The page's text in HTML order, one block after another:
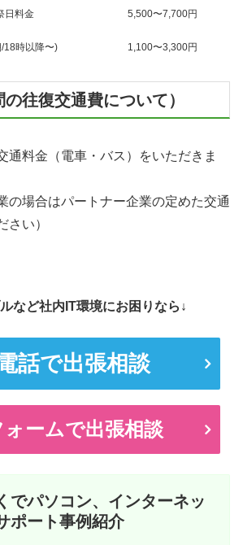
日料金 5,500〜7,700円
18時以降〜) 1,100〜3,300円
往復交通費について）
通料金（電車・バス）をいただきま
の場合はパートナー企業の定めた交通
さい）
など社内IT環境にお困りなら↓
話で出張相談
ォームで出張相談
でパソコン、インターネッ
ポート事例紹介